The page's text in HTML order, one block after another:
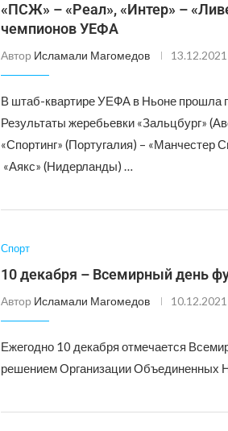
«ПСЖ» – «Реал», «Интер» –
чемпионов УЕФА
Автор Исламали Магомедов 13.12.2021
В штаб-квартире УЕФА в Ньоне прошла
Результаты жеребьевки «Зальцбург»
«Спортинг» (Португалия) – «Манчестер
«Аякс» (Нидерланды) …
Спорт
10 декабря – Всемирный день
Автор Исламали Магомедов 10.12.2021
Ежегодно 10 декабря отмечается
решением Организации Объединенных